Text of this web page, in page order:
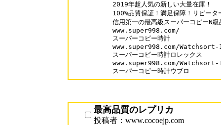
2019年超人気の新しい大量在庫！
100%品質保証！満足保障！リピー
信用第一の最高級スーパーコピーN級
www.super998.com/
スーパーコピー時計
www.super998.com/
スーパーコピー時計ロレックス
www.super998.com/
スーパーコピー時計ウブロ
最高品質のレプリカ
投稿者：www.cocoejp.com